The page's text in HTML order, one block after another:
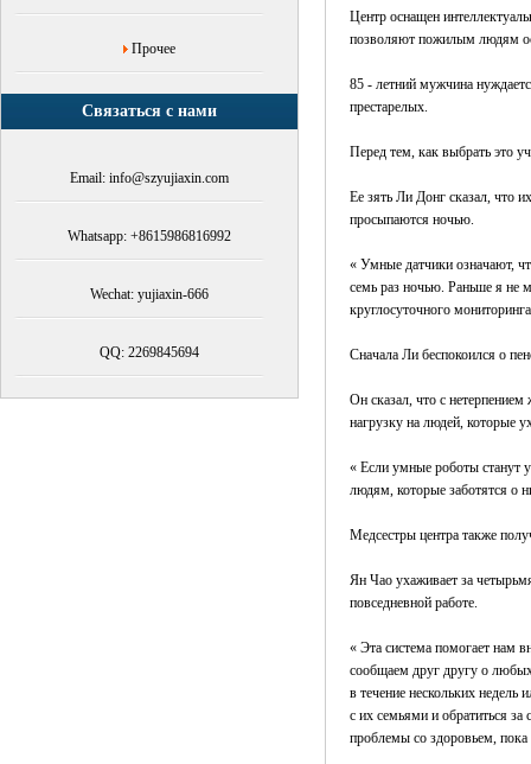
Прочее
Связаться с нами
Email: info@szyujiaxin.com
Whatsapp: +8615986816992
Wechat: yujiaxin-666
QQ: 2269845694
Центр оснащен
позволяют пожилым людям
85 - летний мужчина
престарелых.
Перед тем, как выбрать это
Ее зять Ли Донг сказал, что
просыпаются ночью.
« Умные датчики означают,
семь раз ночью. Раньше я не
круглосуточного
Сначала Ли беспокоился о
Он сказал, что с нетерпением
нагрузку на людей, которые
« Если умные роботы станут
людям, которые заботятся о
Медсестры центра также
Ян Чао ухаживает за
повседневной работе.
« Эта система помогает нам
сообщаем друг другу о
в течение нескольких
с их семьями и обратиться
проблемы со здоровьем,